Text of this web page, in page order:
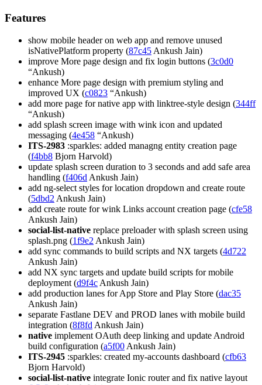
Features
show mobile header on web app and remove unused
isNativePlatform property (87c45Ankush Jain)
improve More page design and fix login buttons (3c0d0
“Ankush)
enhance More page design with premium styling and
improved UX (c0823 “Ankush)
add more page for native app with linktree-style design (344ff
“Ankush)
add splash screen image with wink icon and updated
messaging (4e458 “Ankush)
ITS-2983 :sparkles: added managng entity creation page
(f4bb8 Bjorn Harvold)
update splash screen duration to 3 seconds and add safe area
handling (f406dAnkush Jain)
add ng-select styles for location dropdown and create route
(5dbd2Ankush Jain)
add create route for wink Links account creation page (cfe58
Ankush Jain)
social-list-native replace preloader with splash screen using
splash.png (1f9e2Ankush Jain)
add sync commands to build scripts and NX targets (4d722
Ankush Jain)
add NX sync targets and update build scripts for mobile
deployment (d9f4cAnkush Jain)
add production lanes for App Store and Play Store (dac35
Ankush Jain)
separate Fastlane DEV and PROD lanes with mobile build
integration (8f8fdAnkush Jain)
native implement OAuth deep linking and update Android
build configuration (a5f00Ankush Jain)
ITS-2945 :sparkles: created my-accounts dashboard (cfb63
Bjorn Harvold)
social-list-native integrate Ionic router and fix native layout